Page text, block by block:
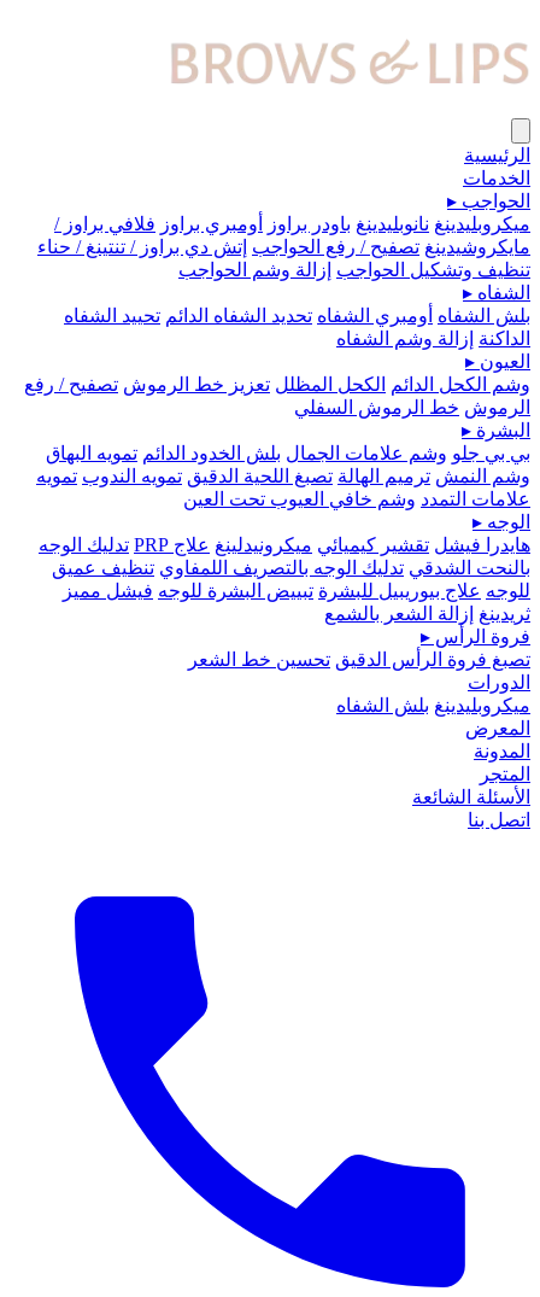
الرئيسية
الخدمات
الحواجب ▸
ميكروبلیدينغ نانوبليدينغ باودر براوز أومبري براوز فلافي براوز /
مايكروشيدينغ تصفيح / رفع الحواجب إتش دي براوز / تنتينغ / حناء
تنظيف وتشكيل الحواجب إزالة وشم الحواجب
الشفاه ▸
بلش الشفاه أومبري الشفاه تحديد الشفاه الدائم تحييد الشفاه
الداكنة إزالة وشم الشفاه
العيون ▸
وشم الكحل الدائم
الكحل المظلل تعزيز خط الرموش تصفيح / رفع
الرموش خط الرموش السفلي
البشرة ▸
بي بي جلو وشم علامات الجمال بلش الخدود الدائم تمويه البهاق
وشم النمش ترميم الهالة تصبغ اللحية الدقيق تمويه الندوب تمويه
علامات التمدد وشم خافي العيوب تحت العين
الوجه ▸
هايدرا فيشل تقشير كيميائي ميكرونيدلينغ علاج PRP
تدليك الوجه
بالنحت الشدقي تدليك الوجه بالتصريف اللمفاوي تنظيف عميق
للوجه علاج بيوريبيل للبشرة تبييض البشرة للوجه فيشل مميز
ثريدينغ إزالة الشعر بالشمع
فروة الرأس ▸
تصبغ فروة الرأس الدقيق تحسين خط الشعر
الدورات
ميكروبلیدينغ بلش الشفاه
المعرض
المدونة
المتجر
الأسئلة الشائعة
اتصل بنا